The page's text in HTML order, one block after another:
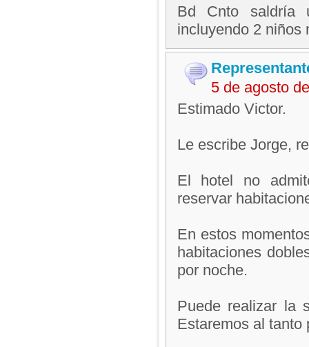
Bd Cnto saldría
incluyendo 2 niños
5 de agosto
Estimado Victor.
Le escribe Jorge,
El hotel no
reservar
En estos
habitaciones
por noche.
Puede realizar la
Estaremos al tanto